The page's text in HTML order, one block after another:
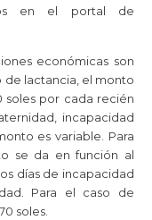
en el portal de
económicas son
de lactancia, el monto
soles por cada recién
incapacidad
es variable. Para
se da en función al
días de incapacidad
Para el caso de
soles.